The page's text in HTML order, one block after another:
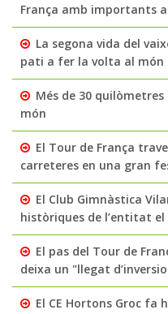
França amb importants
La segona vida del
pati a fer la volta al món
Més de 30
món
El Tour de França
carreteres en una gran
El Club Gimnàstica
històriques de l’entitat
El pas del Tour de
deixa un "llegat
El CE Hortons Groc fa